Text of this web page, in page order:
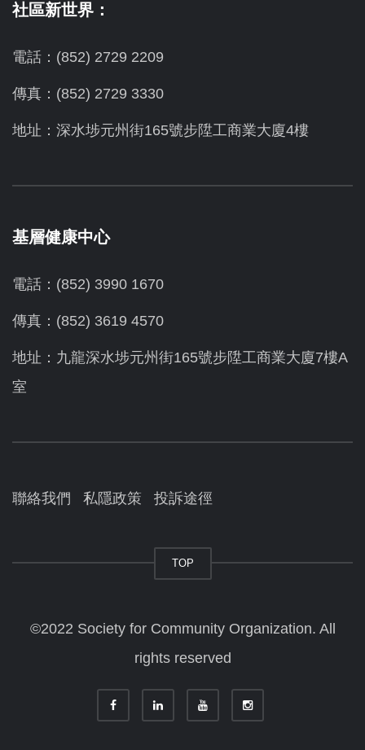
社區新世界：
電話：(852) 2729 2209
傳真：(852) 2729 3330
地址：深水埗元州街165號步陞工商業大廈4樓
基層健康中心
電話：(852) 3990 1670
傳真：(852) 3619 4570
地址：九龍深水埗元州街165號步陞工商業大廈7樓A
室
聯絡我們 私隱政策 投訴途徑
TOP
©2022 Society for Community Organization. All
rights reserved